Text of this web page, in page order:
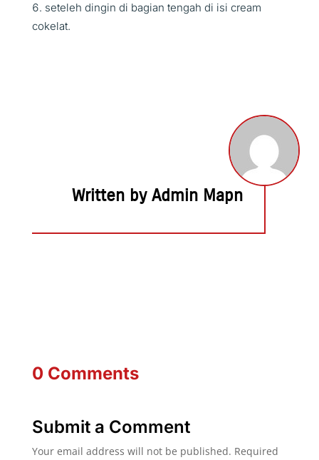
seteleh dingin di bagian tengah di isi cream
cokelat.
Written by Admin Mapn
0 Comments
Submit a Comment
Your email address will not be published. Required